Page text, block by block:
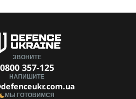
ЗВОНИТЕ
0800 357-125
НАПИШИТЕ
МЫ ГОТОВИМСЯ